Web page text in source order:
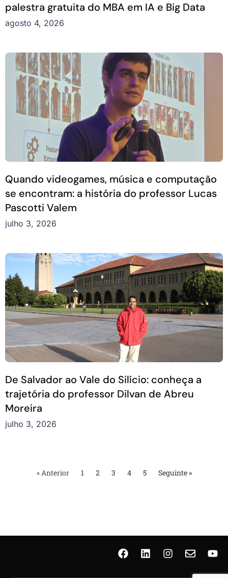
palestra gratuita do MBA em IA e Big Data
agosto 4, 2026
Quando videogames, música e computação
se encontram: a história do professor Lucas
Pascotti Valem
julho 3, 2026
De Salvador ao Vale do Silício: conheça a
trajetória do professor Dilvan de Abreu
Moreira
julho 3, 2026
« Anterior 1 2 3 4 5 Seguinte »